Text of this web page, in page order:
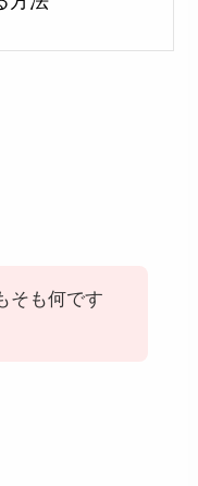
そも何です